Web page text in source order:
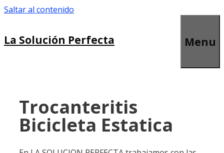
Saltar al contenido
La Solución Perfecta Menu
Trocanteritis
Bicicleta Estatica